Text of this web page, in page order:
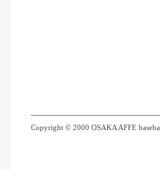
Copyright © 2000 OSAKA AFFE